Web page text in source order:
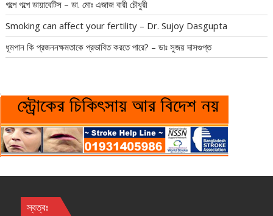
গল্পে গল্পে ডায়াবেটিস – ডা. মোঃ এজাজ বারী চৌধুরী
Smoking can affect your fertility – Dr. Sujoy Dasgupta
ধূমপান কি প্রজননক্ষমতাকে প্রভাবিত করতে পারে? – ডাঃ সুজয় দাসগুপ্ত
স্বত্বঃ